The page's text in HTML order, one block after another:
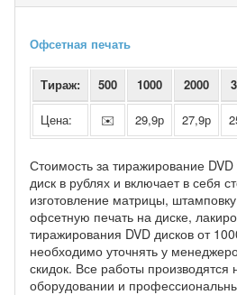
Офсетная печать
Тираж: 500 1000 2000
Цена: ✉️ 29,9р 27,9р
Стоимость за тиражирование
диск в рублях и включает в себя
изготовление матрицы,
офсетную печать на диске,
тиражирования DVD дисков от
необходимо уточнять у
скидок. Все работы
оборудовании и